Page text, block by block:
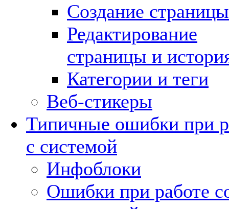
Создание страницы
Редактирование
страницы и
Категории и теги
Веб-стикеры
Типичные ошибки при
с системой
Инфоблоки
Ошибки при работе